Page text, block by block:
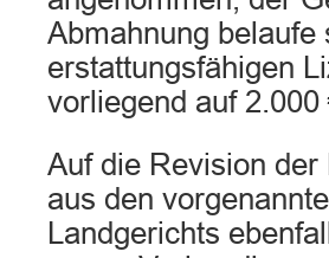
Abmahnung belaufe
erstattungsfähigen
vorliegend auf 2.000
Auf die Revision
aus den
Landgerichts